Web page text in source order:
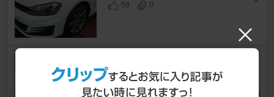
58
0
察
ゴルフ (ハッチバック) [ゴルフ7]